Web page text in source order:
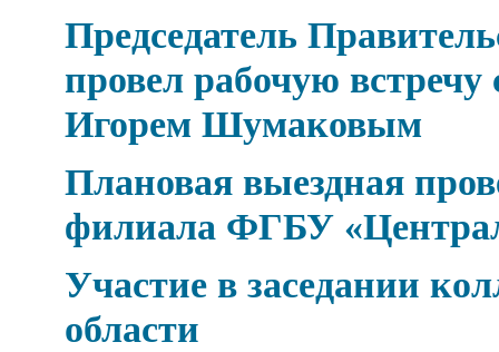
Председатель
провел рабочую встречу
Игорем Шумаковым
Плановая выездная
филиала ФГБУ
Участие в заседании
области